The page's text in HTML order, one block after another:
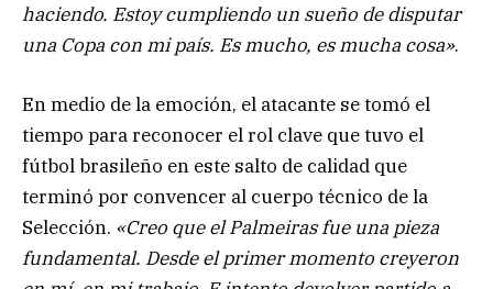
haciendo. Estoy cumpliendo un sueño de disputar
una Copa con mi país. Es mucho, es mucha cosa».
En medio de la emoción, el atacante se tomó el
tiempo para reconocer el rol clave que tuvo el
fútbol brasileño en este salto de calidad que
terminó por convencer al cuerpo técnico de la
Selección. «Creo que el Palmeiras fue una pieza
fundamental. Desde el primer momento creyeron